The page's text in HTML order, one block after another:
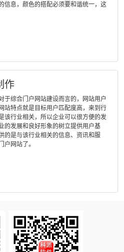
信息，颜色的搭配必须要和谐统一，这
作
于综合门户网站建设而言的，网站用户
站特点就是目标用户匹配度高，来到行
该行业相关，所以企业可以很方便的发
的发展和良好形象的树立提供用户基
的是与该行业相关的信息、资讯和服
户网站了。